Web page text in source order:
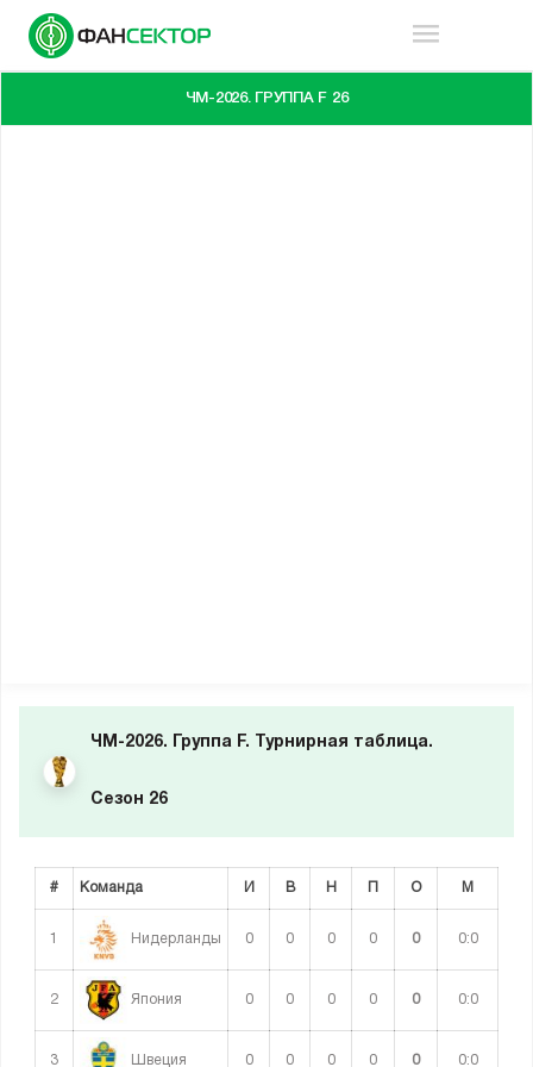
ЧМ-2026. ГРУППА F 26
ЧМ-2026. Группа F. Турнирная таблица.
Сезон 26
# Команда И В Н О М
1 Нидерланды 0 0 0 0 0 0:0
2 Япония 0 0 0 0 0 0:0
3 Швеция 0 0 0 0 0 0:0